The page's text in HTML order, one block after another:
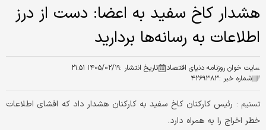
هشدار کاخ سفید به اعضا: دست از درز
اطلاعات به رسانه‌ها بردارید
سایت خوان روزنامه دنیای اقتصاد تاریخ انتشار :۱۴۰۵/۰۲/۱۹ ۲۱:۵۱
شماره خبر :۴۲۶۹۳۸۳
تسنیم : رئیس کارکنان کاخ سفید به کارکنان هشدار داد که افشای اطلاعات
خطر اخراج را به همراه دارد.